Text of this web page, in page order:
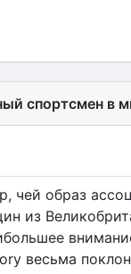
спортсмен в
чей образ
из
весьма